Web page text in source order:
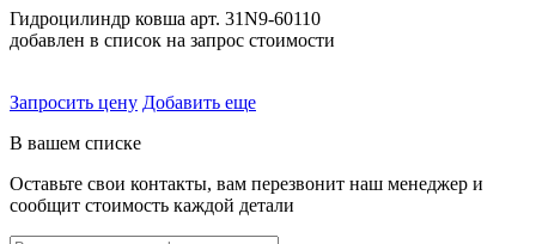
Гидроцилиндр ковша арт. 31N9-60110
добавлен в список на запрос стоимости
Запросить цену Добавить еще
В вашем списке
Оставьте свои контакты, вам перезвонит наш менеджер и
сообщит стоимость каждой детали